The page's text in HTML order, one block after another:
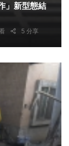
」新型態結
5 分享